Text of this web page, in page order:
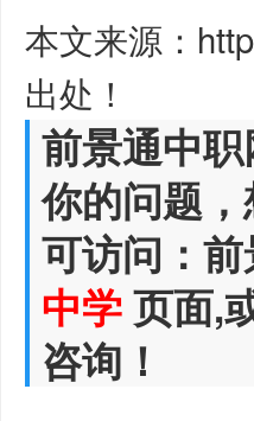
本文来源：
出处！
前景通中
你的问题
可访问：
中学页面,
咨询！